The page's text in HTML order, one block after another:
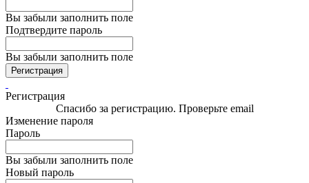
Вы забыли заполнить поле
Подтвердите пароль
Вы забыли заполнить поле
Регистрация
Регистрация
Спасибо за регистрацию. Проверьте email
Изменение пароля
Пароль
Вы забыли заполнить поле
Новый пароль